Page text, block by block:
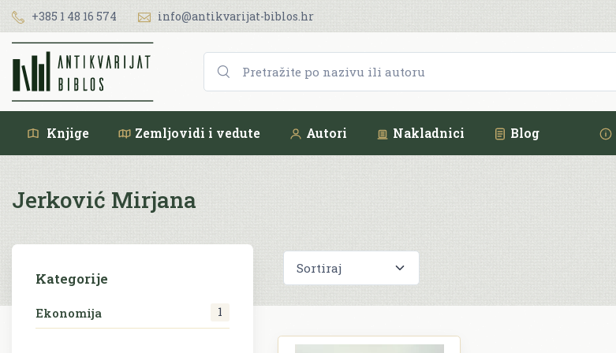
+385 1 48 16 574 info@antikvarijat-biblos.hr
Knjige Zemljovidi i vedute Autori Nakladnici Blog
Jerković Mirjana
Kategorije
Ekonomija 1